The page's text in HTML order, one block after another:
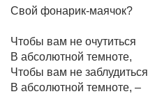
Свой фонарик-маячок?
Чтобы вам не очутиться
В абсолютной темноте,
Чтобы вам не заблудиться
В абсолютной темноте, –